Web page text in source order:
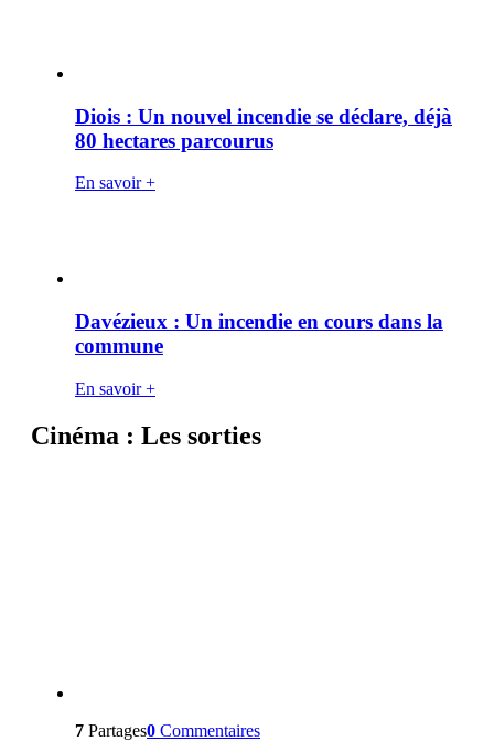
Diois : Un nouvel incendie se déclare, déjà
80 hectares parcourus
En savoir +
Davézieux : Un incendie en cours dans la
commune
En savoir +
Cinéma : Les sorties
7 Partages0 Commentaires